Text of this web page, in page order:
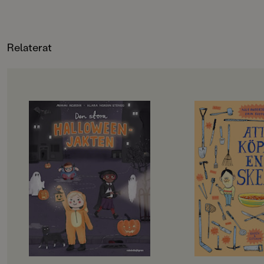
Relaterat
OM BOKEN
Eira har längtat hela dagen – men
hon har bara fått stanna på sitt rum.
Något stort är på gång, det har
Krillan bestämt. När kusinerna
äntligen dyker upp, börjar det: Den
stora Halloweenjakten!
Plötsligt hörs en röst från
vardagsrummet. Det är mörkt. En
skrynklig lapp dyker upp, med
blod på kanten – den första
ledtråden i en spännande och
klurig skattjakt! För att hitta
skatten måste barnen följa gåtorna
OM BOKEN
"En bok full med
utmanande
perfekt för
Helhetsbetyg: 5/
Ibland är det enda
bra sked att äta
det inte
letar och jagar
någon. I Att köpa
träffa två figurer
och saknar